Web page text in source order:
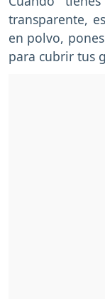
transparente,
en polvo,
para cubrir tus